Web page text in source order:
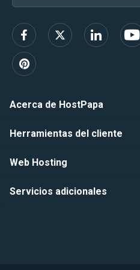
correo
electrónico
Acerca de HostPapa
Herramientas del cliente
Web Hosting
Servicios adicionales